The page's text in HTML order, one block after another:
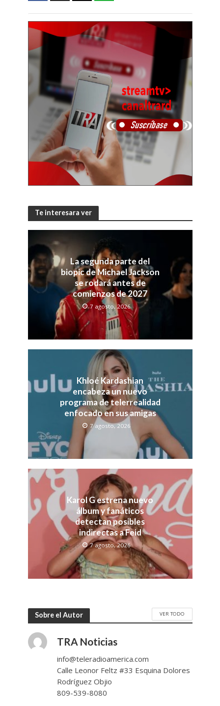
Te interesara ver
La segunda parte del
biopic de Michael Jackson
se rodará antes de
comienzos de 2027
7 agosto, 2026
Khloé Kardashian
encabeza un nuevo
programa de telerrealidad
enfocado en sus amigas
7 agosto, 2026
Karol G estrena nuevo
álbum y fanáticos
detectan posibles
indirectas a Feid
7 agosto, 2026
Sobre el Autor VER TODO
TRA Noticias
info@teleradioamerica.com
Calle Leonor Feltz #33 Esquina Dolores
Rodríguez Objio
809-539-8080